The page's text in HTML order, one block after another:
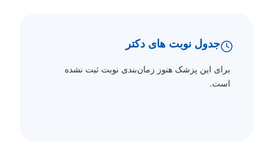
جدول نوبت های دکتر
برای این پزشک هنوز زمان‌بندی نوبت ثبت نشده
است.